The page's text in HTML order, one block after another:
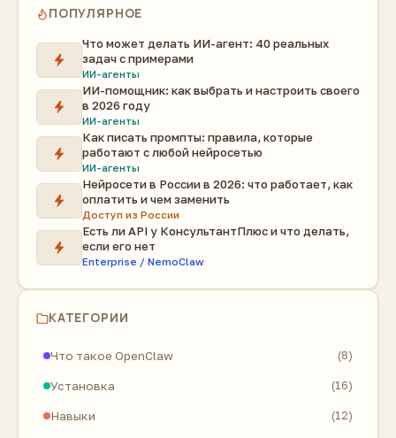
ПОПУЛЯРНОЕ
Что может делать ИИ-агент: 40 реальных
задач с примерами
ИИ-агенты
ИИ-помощник: как выбрать и настроить своего
в 2026 году
ИИ-агенты
Как писать промпты: правила, которые
работают с любой нейросетью
ИИ-агенты
Нейросети в России в 2026: что работает, как
оплатить и чем заменить
Доступ из России
Есть ли API у КонсультантПлюс и что делать,
если его нет
Enterprise / NemoClaw
КАТЕГОРИИ
Что такое OpenClaw (8)
Установка (16)
Навыки (12)